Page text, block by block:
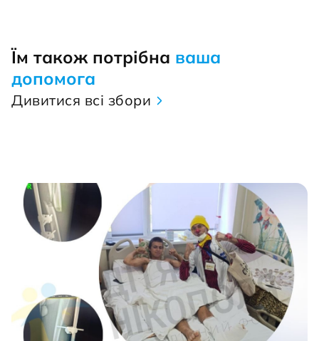
Їм також потрібна ваша
допомога
Дивитися всі збори